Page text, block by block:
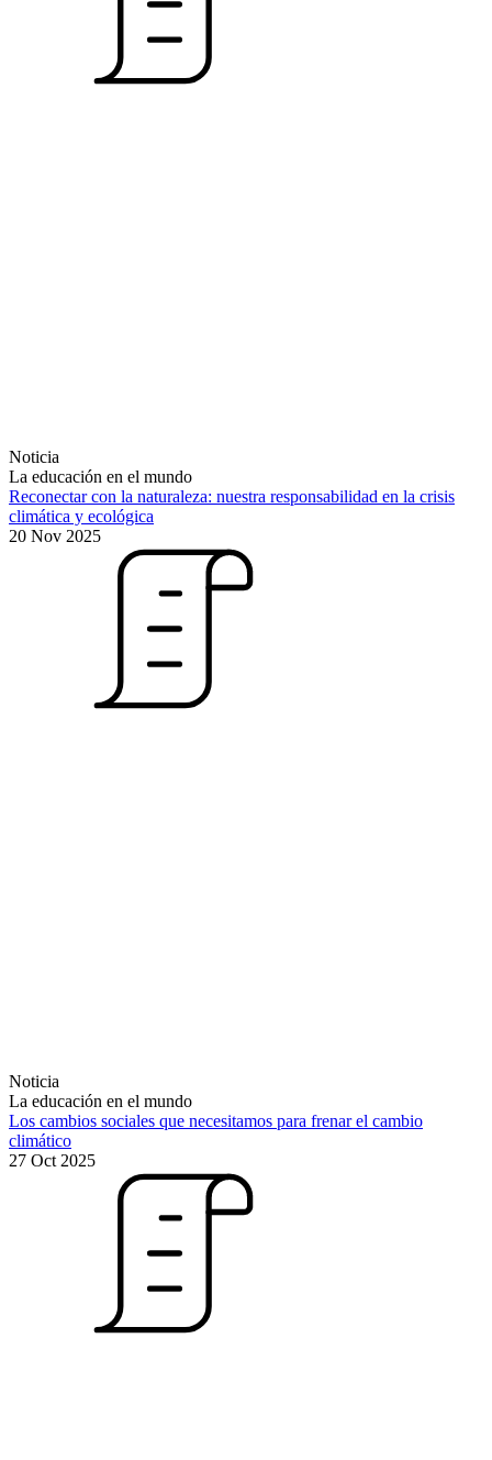
Noticia
La educación en el mundo
Reconectar con la naturaleza: nuestra responsabilidad en la crisis
climática y ecológica
20 Nov 2025
Noticia
La educación en el mundo
Los cambios sociales que necesitamos para frenar el cambio
climático
27 Oct 2025